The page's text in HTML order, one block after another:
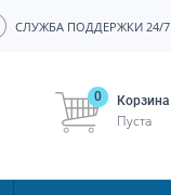
СЛУЖБА ПОДДЕРЖКИ 24/7
Корзина
0
Пуста